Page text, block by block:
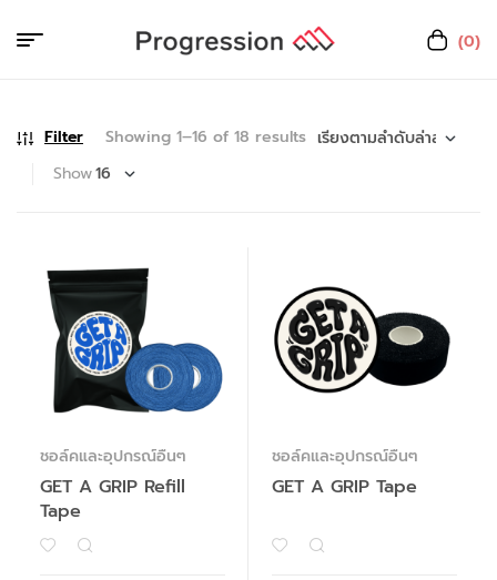
(0)
Filter
Showing 1–16 of 18 results
Show
ชอล์คและอุปกรณ์อื่นๆ
GET A GRIP Refill
Tape
ชอล์คและอุปกรณ์อื่นๆ
GET A GRIP Tape